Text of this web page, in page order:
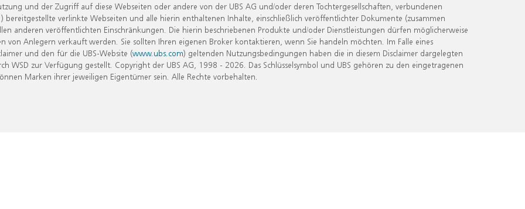
und der Zugriff auf diese Webseiten oder andere von der UBS AG und/oder deren Tochtergesellschaften, verbundenen
verlinkte Webseiten und alle hierin enthaltenen Inhalte, einschließlich veröffentlichter Dokumente (zusammen
anderen veröffentlichten Einschränkungen. Die hierin beschriebenen Produkte und/oder Dienstleistungen dürfen möglicherweise
Anlegern verkauft werden. Sie sollten Ihren eigenen Broker kontaktieren, wenn Sie handeln möchten. Im Falle eines
und den für die UBS-Website (www.ubs.com) geltenden Nutzungsbedingungen haben die in diesem Disclaimer dargelegten
zur Verfügung gestellt. Copyright der UBS AG, 1998 - 2026. Das Schlüsselsymbol und UBS gehören zu den eingetragenen
Marken ihrer jeweiligen Eigentümer sein. Alle Rechte vorbehalten.